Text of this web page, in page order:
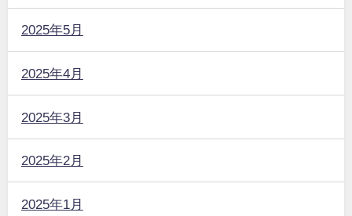
2025年5月
2025年4月
2025年3月
2025年2月
2025年1月